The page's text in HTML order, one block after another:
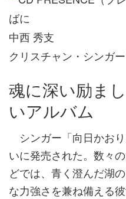
中西 秀支
クリスチャン・シンガ
魂に深い励ま
いアルバム
シンガー「向日かお
いに発売された。数々
どでは、青く澄んだ湖
な力強さを兼ね備える